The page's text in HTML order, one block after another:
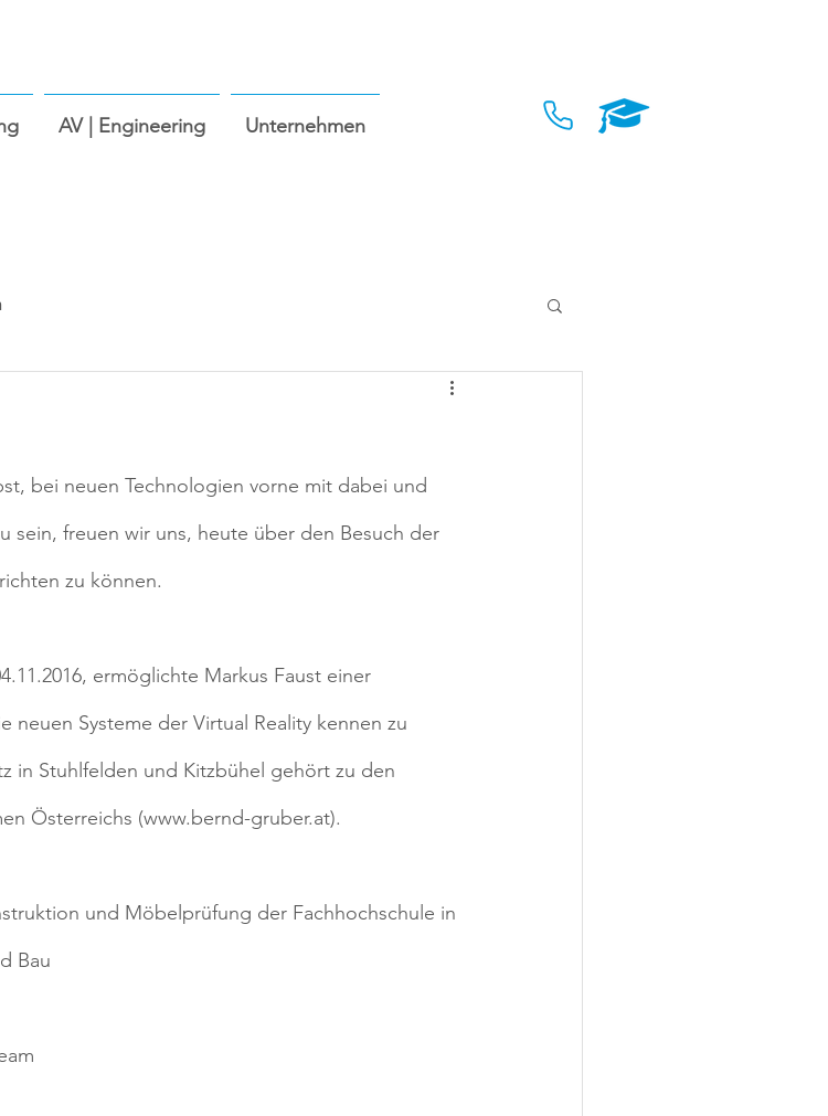
AV | Engineering Unternehmen
bei neuen Technologien vorne mit dabei und
sein, freuen wir uns, heute über den Besuch der
zu können.
ermöglichte Markus Faust einer
Systeme der Virtual Reality kennen zu
in Stuhlfelden und Kitzbühel gehört zu den
Österreichs (www.bernd-gruber.at).
und Möbelprüfung der Fachhochschule in
Bau